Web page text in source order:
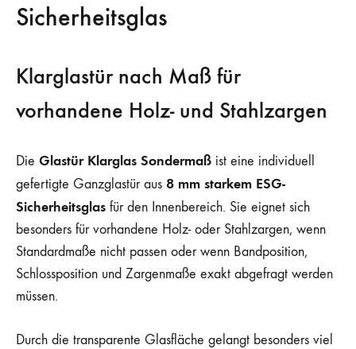
Sicherheitsglas
Klarglastür nach Maß für
vorhandene Holz- und Stahlzargen
Die Glastür Klarglas Sondermaß ist eine individuell
gefertigte Ganzglastür aus 8 mm starkem ESG-
Sicherheitsglas für den Innenbereich. Sie eignet sich
besonders für vorhandene Holz- oder Stahlzargen, wenn
Standardmaße nicht passen oder wenn Bandposition,
Schlossposition und Zargenmaße exakt abgefragt werden
müssen.
Durch die transparente Glasfläche gelangt besonders viel